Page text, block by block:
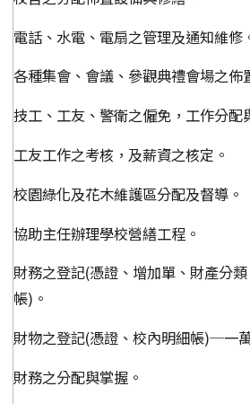
電話、水電、電扇之管理及通知維修
各種集會、會議、參觀典禮會場之佈
技工、工友、警衛之僱免，工作分配
工友工作之考核，及薪資之核定。
校園綠化及花木維護區分配及督導。
協助主任辦理學校營繕工程。
財務之登記(憑證、增加單、財產分
帳)。
財物之登記(憑證、校內明細帳)─一
財務之分配與掌握。